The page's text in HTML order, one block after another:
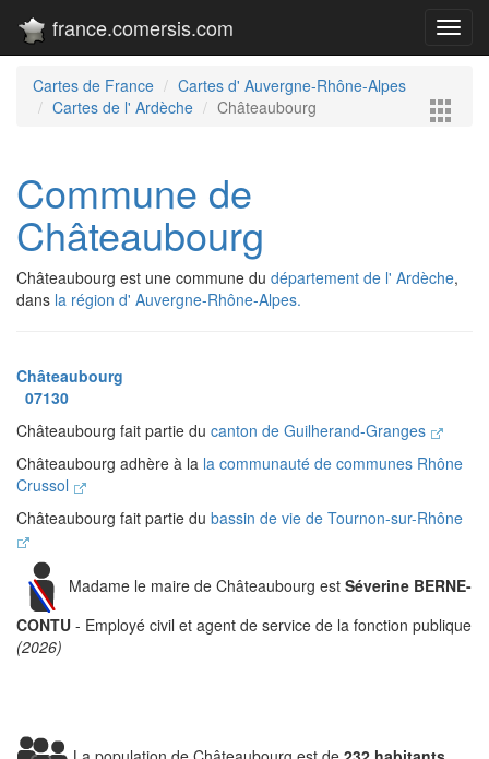
france.comersis.com
Cartes de France
Cartes d' Auvergne-Rhône-Alpes
Cartes de l' Ardèche
Châteaubourg
Commune de
Châteaubourg
Châteaubourg est une commune du département de l' Ardèche,
dans la région d' Auvergne-Rhône-Alpes.
Châteaubourg
07130
Châteaubourg fait partie du canton de Guilherand-Granges
Châteaubourg adhère à la la communauté de communes Rhône
Crussol
Châteaubourg fait partie du bassin de vie de Tournon-sur-Rhône
Madame le maire de Châteaubourg est Séverine BERNE-
CONTU - Employé civil et agent de service de la fonction publique
(2026)